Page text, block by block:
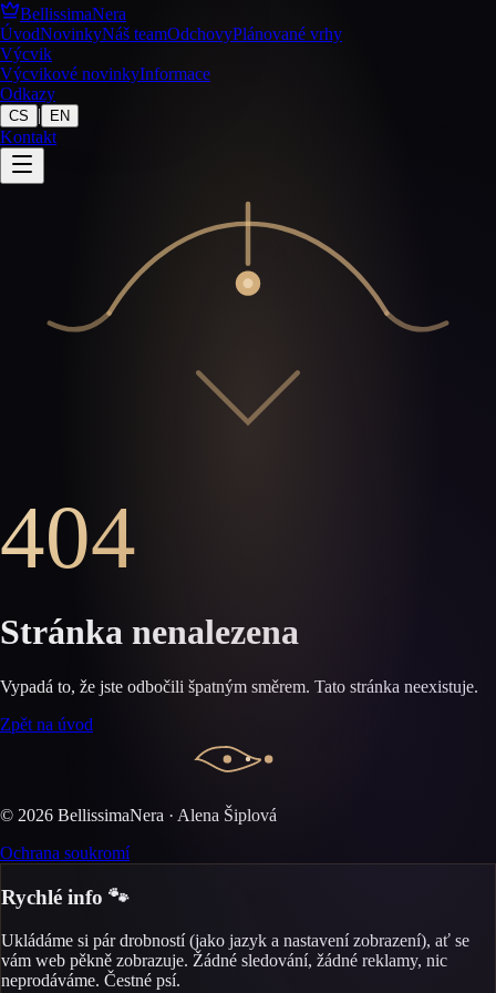
BellissimaNera
ÚvodNovinkyNáš teamOdchovyPlánované vrhy
Výcvik
Výcvikové novinkyInformace
Odkazy
CS | EN
Kontakt
404
Stránka nenalezena
Vypadá to, že jste odbočili špatným směrem. Tato stránka neexistuje.
Zpět na úvod
© 2026 BellissimaNera · Alena Šiplová
Ochrana soukromí
Rychlé info 🐾
Ukládáme si pár drobností (jako jazyk a nastavení zobrazení), ať se
vám web pěkně zobrazuje. Žádné sledování, žádné reklamy, nic
neprodáváme. Čestné psí.